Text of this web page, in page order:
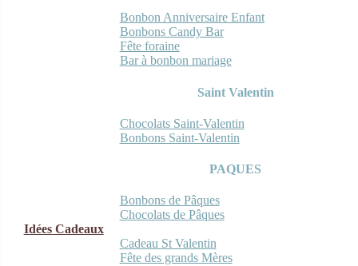
Bonbon Anniversaire Enfant
Bonbons Candy Bar
Fête foraine
Bar à bonbon mariage
Saint Valentin
Chocolats Saint-Valentin
Bonbons Saint-Valentin
PAQUES
Bonbons de Pâques
Chocolats de Pâques
Idées Cadeaux
Cadeau St Valentin
Fête des grands Mères